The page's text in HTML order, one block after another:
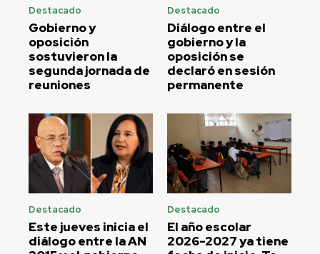
Destacado
Gobierno y
oposición
sostuvieron la
segunda jornada de
reuniones
Destacado
Diálogo entre el
gobierno y la
oposición se
declaró en sesión
permanente
Destacado
Este jueves inicia el
diálogo entre la AN
Destacado
El año escolar
2026-2027 ya tiene